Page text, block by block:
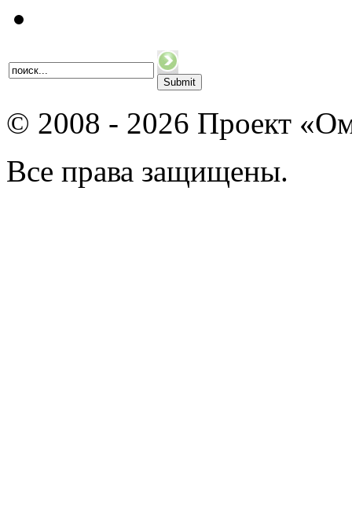
© 2008 - 2026 Проект
Все права защищены.